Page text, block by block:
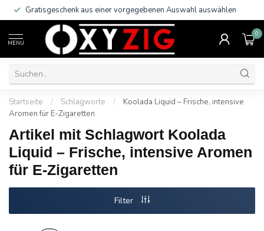
Gratisgeschenk aus einer vorgegebenen Auswahl auswählen
MENU
0
Startseite / Schlagworte /
Koolada Liquid – Frische, intensive
Aromen für E-Zigaretten
Artikel mit Schlagwort Koolada
Liquid – Frische, intensive Aromen
für E-Zigaretten
Filter